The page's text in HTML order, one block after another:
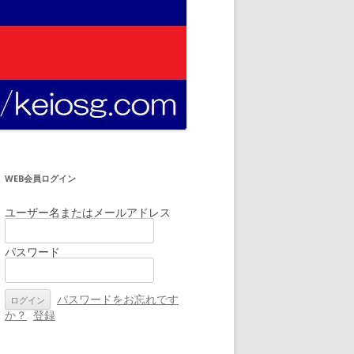
WEB会員ログイン
ユーザー名またはメールアドレス
パスワード
パスワードをお忘れです
か？ 登録